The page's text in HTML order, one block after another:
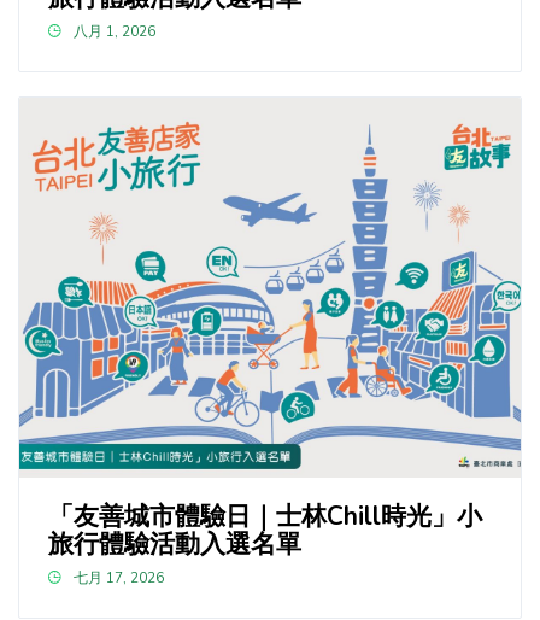
八月 1, 2026
「友善城市體驗日｜士林Chill時光」小
旅行體驗活動入選名單
七月 17, 2026